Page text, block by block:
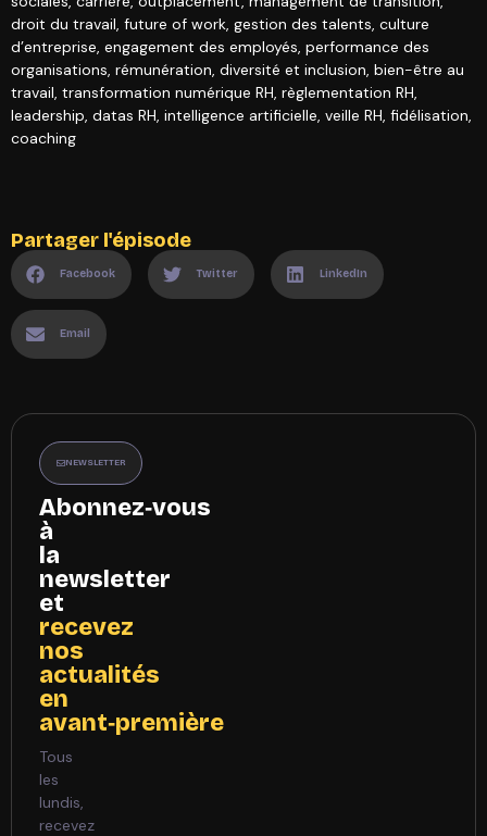
droit du travail, future of work, gestion des talents, culture
d’entreprise, engagement des employés, performance des
organisations, rémunération, diversité et inclusion, bien-être au
travail, transformation numérique RH, règlementation RH,
leadership, datas RH, intelligence artificielle, veille RH, fidélisation,
coaching
Partager l'épisode
Facebook Twitter LinkedIn
Email
NEWSLETTER
Abonnez‑vous
à
la
newsletter
et
recevez
nos
actualités
en
avant‑première
Tous
les
lundis,
recevez